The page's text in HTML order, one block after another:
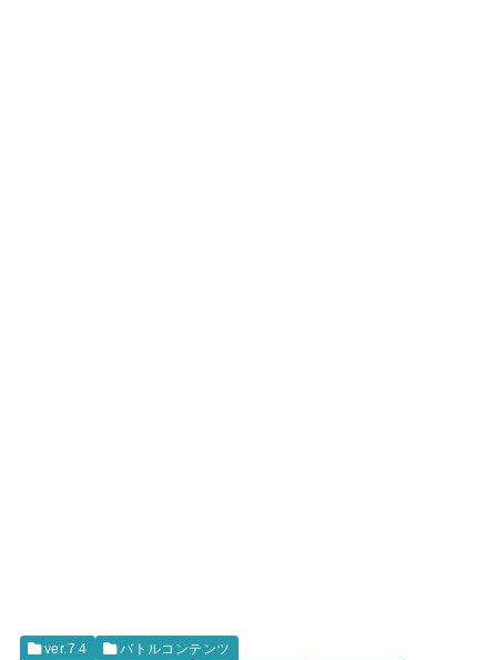
ver.7.4
バトルコンテンツ